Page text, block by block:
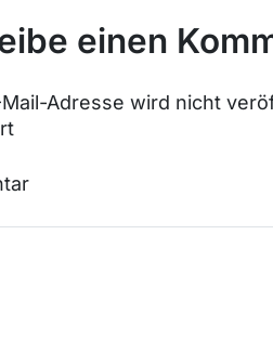
einen
Adresse wird nicht